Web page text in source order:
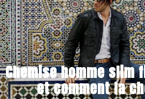
Chemise homme slim
et comment la